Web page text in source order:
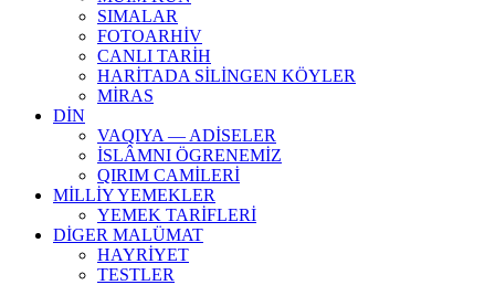
SIMАLAR
FOTOARHİV
CANLI TARİH
HARİTADA SİLİNGEN KÖYLER
MİRAS
DİN
VAQIYA — ADİSELER
İSLÂMNI ÖGRENEMİZ
QIRIM CAMİLERİ
MİLLİY YEMEKLER
YEMEK TARİFLERİ
DİGER MALÜMAT
HAYRİYET
TESTLER